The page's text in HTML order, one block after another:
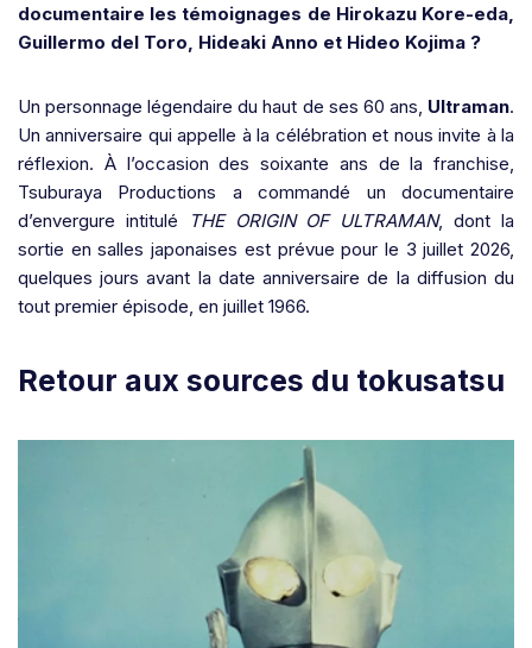
documentaire les témoignages de Hirokazu Kore-eda,
Guillermo del Toro, Hideaki Anno et Hideo Kojima ?
Un personnage légendaire du haut de ses 60 ans, Ultraman.
Un anniversaire qui appelle à la célébration et nous invite à la
réflexion. À l’occasion des soixante ans de la franchise,
Tsuburaya Productions a commandé un documentaire
d’envergure intitulé
THE ORIGIN OF ULTRAMAN, dont la
sortie en salles japonaises est prévue pour le 3 juillet 2026,
quelques jours avant la date anniversaire de la diffusion du
tout premier épisode, en juillet 1966.
Retour aux sources du tokusatsu